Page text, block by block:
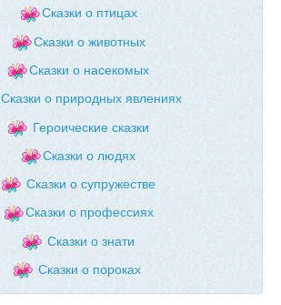
Сказки о птицах
Сказки о животных
Сказки о насекомых
Сказки о природных явлениях
Героические сказки
Сказки о людях
Сказки о супружестве
Сказки о профессиях
Сказки о знати
Сказки о пороках